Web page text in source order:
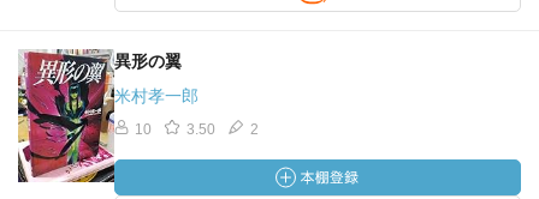
異形の翼
米村孝一郎
10 3.50 2